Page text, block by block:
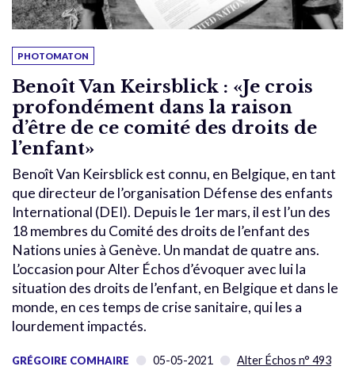
PHOTOMATON
Benoît Van Keirsblick : «Je crois
profondément dans la raison
d’être de ce comité des droits de
l’enfant»
Benoît Van Keirsblick est connu, en Belgique, en tant
que directeur de l’organisation Défense des enfants
International (DEI). Depuis le 1er mars, il est l’un des
18 membres du Comité des droits de l’enfant des
Nations unies à Genève. Un mandat de quatre ans.
L’occasion pour Alter Échos d’évoquer avec lui la
situation des droits de l’enfant, en Belgique et dans le
monde, en ces temps de crise sanitaire, qui les a
lourdement impactés.
GRÉGOIRE COMHAIRE 05-05-2021 Alter Échos n° 493